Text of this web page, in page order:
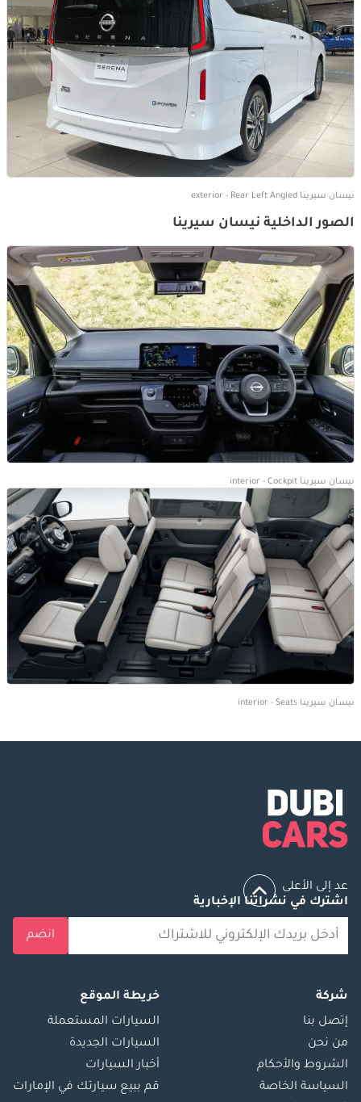
نيسان سيرينا exterior - Rear Left Angled
الصور الداخلية نيسان سيرينا
نيسان سيرينا interior - Cockpit
نيسان سيرينا interior - Seats
عد إلى الأعلى
اشترك في نشراتنا الإخبارية
انضم
شركة
إتصل بنا
من نحن
الشروط والأحكام
السياسة الخاصة
خريطة الموقع
السيارات المستعملة
السيارات الجديدة
أخبار السيارات
قم ببيع سيارتك في الإمارات